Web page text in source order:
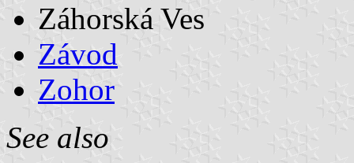
Záhorská Ves
Závod
Zohor
See also